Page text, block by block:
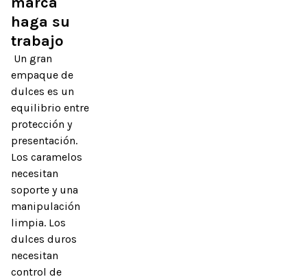
haga su
trabajo
empaque de
dulces es un
equilibrio entre
protección y
presentación.
Los caramelos
necesitan
soporte y una
manipulación
limpia. Los
dulces duros
necesitan
control de